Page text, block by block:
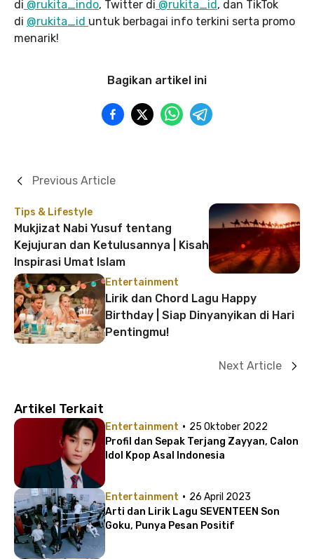
di @rukita_indo, Twitter di @rukita_id , dan TikTok
di @rukita_id untuk berbagai info terkini serta promo
menarik!
Bagikan artikel ini
Tips & Lifestyle
Mukjizat Nabi Yusuf tentang
Kejujuran dan Ketulusannya | Kisah
Inspirasi Umat Islam
Previous Article
Entertainment
Lirik dan Chord Lagu Happy
Birthday | Siap Dinyanyikan di Hari
Pentingmu!
Next Article
Artikel Terkait
Entertainment · 25 Oktober 2022
Profil dan Sepak Terjang Zayyan, Calon
Idol Kpop Asal Indonesia
Entertainment · 26 April 2023
Arti dan Lirik Lagu SEVENTEEN Son
Goku, Punya Pesan Positif